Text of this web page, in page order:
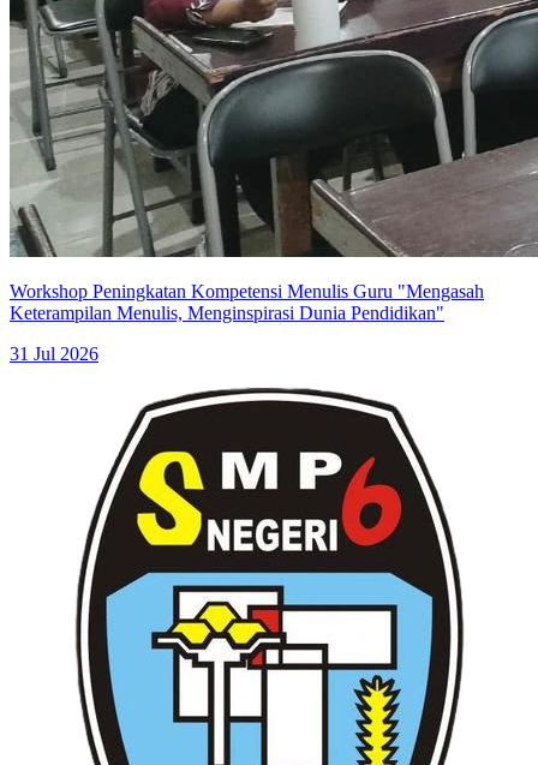
Workshop Peningkatan Kompetensi Menulis Guru "Mengasah
Keterampilan Menulis, Menginspirasi Dunia Pendidikan"
31 Jul 2026